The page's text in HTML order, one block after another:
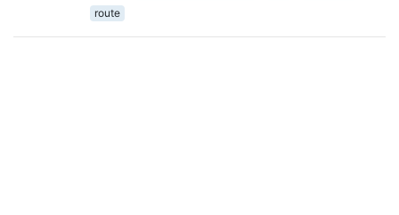
route